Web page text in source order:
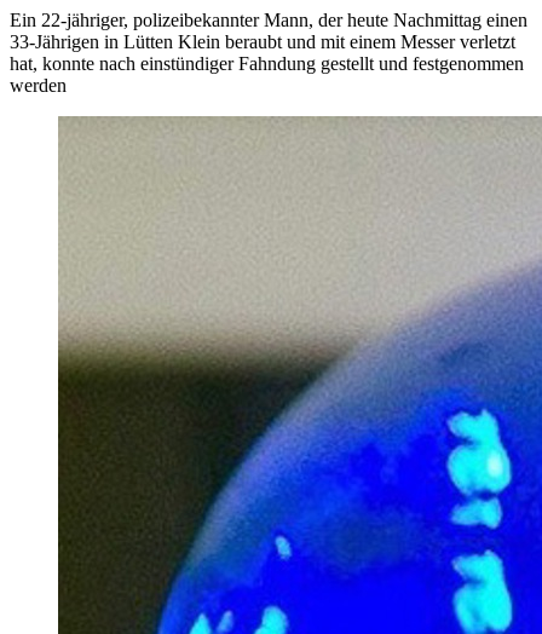
Ein 22-jähriger, polizeibekannter Mann, der heute Nachmittag einen
33-Jährigen in Lütten Klein beraubt und mit einem Messer verletzt
hat, konnte nach einstündiger Fahndung gestellt und festgenommen
werden